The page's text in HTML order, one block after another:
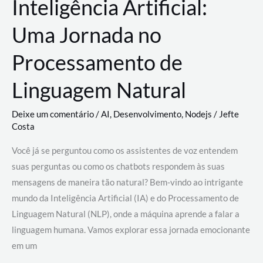
Inteligência Artificial:
Uma Jornada no
Processamento de
Linguagem Natural
Deixe um comentário/AI, Desenvolvimento, Nodejs / Jefte
Costa
Você já se perguntou como os assistentes de voz entendem
suas perguntas ou como os chatbots respondem às suas
mensagens de maneira tão natural? Bem-vindo ao intrigante
mundo da Inteligência Artificial (IA) e do Processamento de
Linguagem Natural (NLP), onde a máquina aprende a falar a
linguagem humana. Vamos explorar essa jornada emocionante
em um